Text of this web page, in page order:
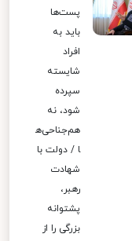
پست‌ها
باید به
افراد
شایسته
سپرده
شود، نه
هم‌جناحی‌ه
ا / دولت با
شهادت
رهبر،
پشتوانه
بزرگی را از